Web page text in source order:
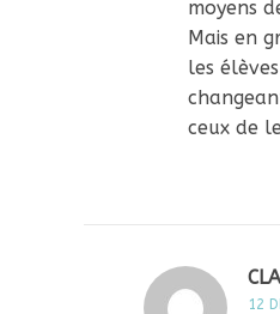
moyens
Mais en
les
ceux de
12